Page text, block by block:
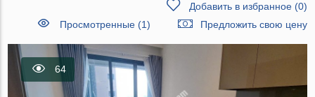
Добавить в избранное(0)
Просмотренные (1)
Предложить свою цену
64